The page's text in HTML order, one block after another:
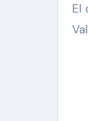
El conductor del programa Zurda Konducta, Pedro Carvajalino, denunció en las redes sociales que fue agredido por 1o sujetos en la ciudad de